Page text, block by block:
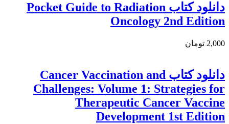
دانلود کتاب Pocket Guide to Radiation
Oncology 2nd Edition
2,000 تومان
دانلود کتاب Cancer Vaccination and
Challenges: Volume 1: Strategies for
Therapeutic Cancer Vaccine
Development 1st Edition